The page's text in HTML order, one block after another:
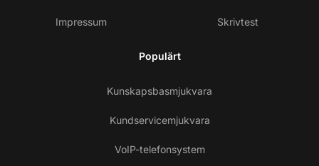
Impressum Skrivtest
Populärt
Kunskapsbasmjukvara
Kundservicemjukvara
VoIP-telefonsystem